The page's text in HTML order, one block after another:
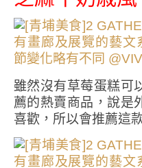
雖然沒有草莓蛋糕可
薦的熱賣商品，說是
喜歡，所以會推薦這